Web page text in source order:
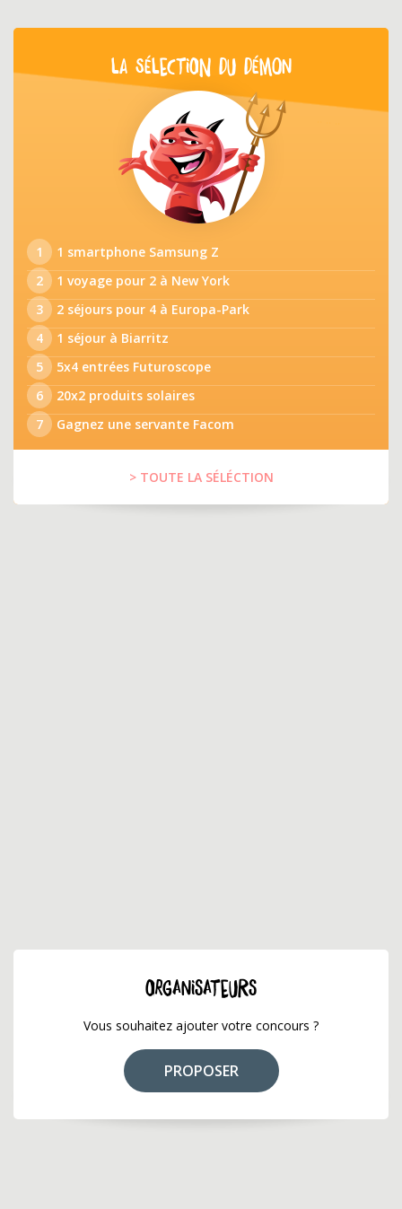
LA SÉLECTION DU DÉMON
1
1 smartphone Samsung Z
2
1 voyage pour 2 à New York
3
2 séjours pour 4 à Europa-Park
4
1 séjour à Biarritz
5
5x4 entrées Futuroscope
6
20x2 produits solaires
7
Gagnez une servante Facom
> TOUTE LA SÉLÉCTION
ORGANISATEURS
Vous souhaitez ajouter votre concours ?
PROPOSER